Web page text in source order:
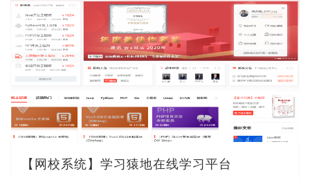
【网校系统】学习猿地在线学习平台